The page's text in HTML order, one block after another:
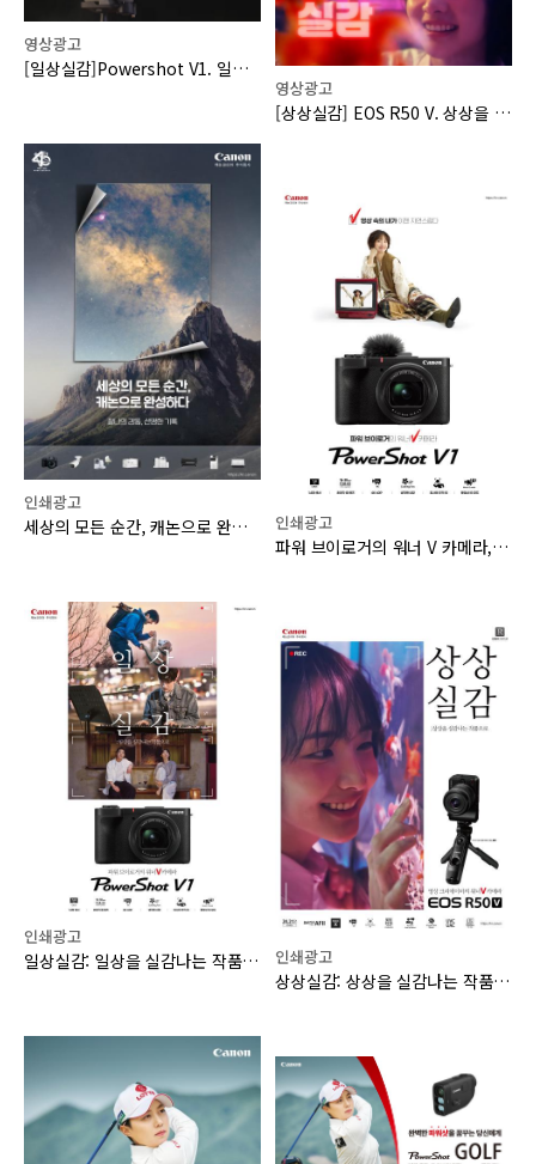
영상광고
[일상실감]Powershot V1. 일상을 실감나는 작품으로
영상광고
[상상실감] EOS R50 V. 상상을 실감나는 작품으로
인쇄광고
세상의 모든 순간, 캐논으로 완성하다. 캐논코리아 창립 40주년 인쇄광고
파워 브이로거의 워너 V 카메라, PowerShot V1
인쇄광고
일상실감: 일상을 실감나는 작품으로, PowerShot V1 인쇄광고
상상실감: 상상을 실감나는 작품으로, EOS R50 V